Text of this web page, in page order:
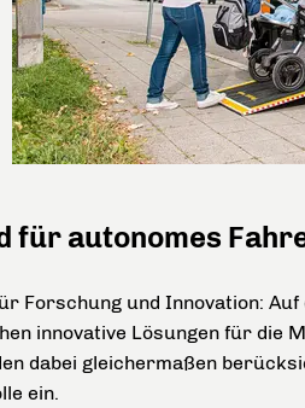
für autonomes
Forschung und Innovation:
innovative Lösungen für die
dabei gleichermaßen
ein.